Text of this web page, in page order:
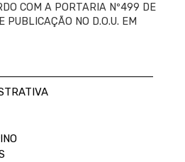
COM A PORTARIA Nº499 DE
NO D.O.U. EM